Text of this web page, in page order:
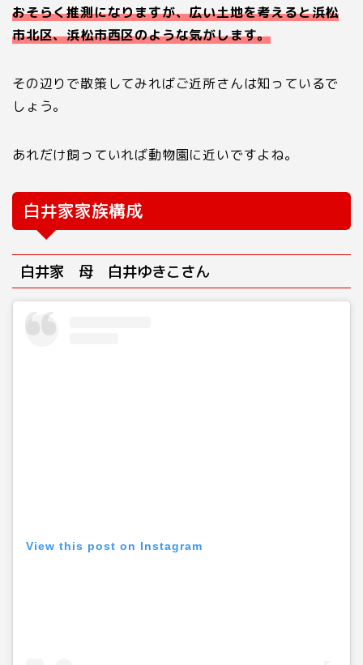
おそらく推測になりますが、広い土地を考えると浜松
市北区、浜松市西区のような気がします。
その辺りで散策してみればご近所さんは知っているで
しょう。
あれだけ飼っていれば動物園に近いですよね。
白井家家族構成
白井家 母 白井ゆきこさん
View this post on Instagram